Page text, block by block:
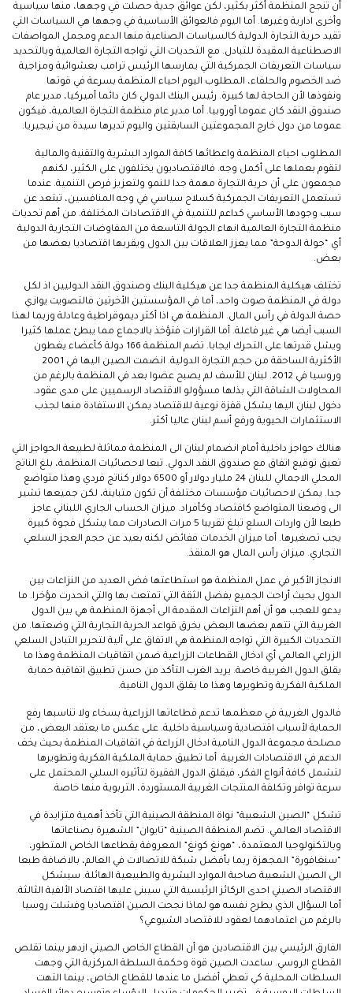
أن تنجح المنظمة أكثر بكثير، لكن عوائق جدية حصلت في وجهها، منها سياسية
وأخرى ادارية وغيرها. أما اليوم فالعوائق الأساسية في وجهها هي السياسات التي
تقيد حرية التجارة الدولية كالسياسات الصناعية منها الدعم ومجمل المواصفات
الاصطناعية المقيدة للتبادل. مع التحديات التي تواجه التجارة العالمية وبالتحديد
سياسات التعريفات الجمركية التي يمارسها الرئيس ترامب بعشوائية ومزاجية
ضد الخصوم والحلفاء، المطلوب اليوم احياء المنظمة بسرعة في قوتها
ونفوذها لأن الحاجة لها كبيرة. رئيس البنك الدولي كان دائما أميركيا، مدير عام
صندوق النقد كان عموما أوروبيا. أما مدير عام منظمة التجارة العالمية، فيكون
عموما من دول خارج المجموعتين السابقتين واليوم تديرها سيدة من نيجيريا.
المطلوب احياء المنظمة واعطائها كافة الموارد البشرية والتقنية والمالية
لتقوم بعملها على أكمل وجه. فالاقتصاديون يختلفون على الكثير، لكنهم
مجمعون على أن حرية التجارة مهمة جدا للنمو ولتعزيز فرص التنمية. عندما
تستعمل التعريفات الجمركية كسلاح سياسي في وجه المنافسين، تبتعد عن
سبب وجودها الأساسي كداعم للتنمية في الاقتصادات المختلفة. من أهم تحديات
منظمة التجارة العالمية انهاء الجولة التاسعة من المفاوضات التجارية الدولية
أي “جولة الدوحة” مما يعزز العلاقات بين الدول ويقربها اقتصاديا بعضها من
بعض.
تختلف هيكلية المنظمة جدا عن هيكلية البنك وصندوق النقد الدوليين اذ لكل
دولة في المنظمة صوت واحد، أما في المؤسستين الأخرتين فالتصويت يوازي
حصة الدولة في رأس المال. المنظمة هي اذا أكثر ديموقراطية وعادلة وربما لهذا
السبب أيضا هي غير فاعلة. أما القرارات فتؤخذ بالاجماع مما يبطئ عملها كثيرا
ويشل قدرتها على التحرك ايجابا. تضم المنظمة 166 دولة كأعضاء يغطون
الأكثرية الساحقة من حجم التجارة الدولية. انضمت الصين اليها في 2001
وروسيا في 2012. لبنان للأسف لم يصبح عضوا بعد في المنظمة بالرغم من
المحاولات الشاقة التي بذلها مسؤولو الاقتصاد الرسميين على مدى عقود.
دخول لبنان اليها يشكل قفزة نوعية للاقتصاد يمكن الاستفادة منها لجذب
الاستثمارات الحيوية ورفع أسم لبنان عاليا أكثر.
هنالك حواجز داخلية أمام انضمام لبنان الى المنظمة مماثلة لطبيعة الحواجز التي
تعيق توقيع اتفاق مع صندوق النقد الدولي. تبعا لاحصائيات المنظمة، بلغ الناتج
المحلي الاجمالي للبنان 24 مليار دولار أو 6500 دولار كناتج فردي وهذا متواضع
جدا. يمكن لاحصائيات مؤسسات مختلفة أن تكون متباينة، لكن جميعها تشير
الى وضعنا المتواضع كاقتصاد وكأفراد. ميزان الحساب الجاري اللبناني عاجز
طبعا لأن واردات السلع تبلغ تقريبا 5 مرات الصادرات مما يشكل فجوة كبيرة
يجب تصغيرها. أما ميزان الخدمات ففائض لكنه بعيد عن حجم العجز السلعي
التجاري. ميزان رأس المال هو المنقذ.
الانجاز الأكبر في عمل المنظمة هو استطاعتها فض العديد من النزاعات بين
الدول بحيث أراحت الجميع بفضل الثقة التي تمتعت بها والتي انحدرت مؤخرا. ما
يدعو للعجب هو أن أهم النزاعات المقدمة الى أجهزة المنظمة هي بين الدول
الغربية التي تتهم بعضها البعض بخرق قواعد الحرية التجارية التي وضعتها. من
التحديات الكبيرة التي تواجه المنظمة هي الاتفاق على آلية لتحرير التبادل السلعي
الزراعي العالمي أي ادخال القطاعات الزراعية ضمن اتفاقيات المنظمة وهذا ما
يقلق الدول الغربية خاصة. يريد الغرب التأكد من حسن تطبيق اتفاقية حماية
الملكية الفكرية وتطويرها وهذا ما يقلق الدول النامية.
فالدول الغربية في معظمها تدعم قطاعاتها الزراعية بسخاء ولا تناسبها رفع
الحماية لأسباب اقتصادية وسياسية داخلية. على عكس ما يعتقد البعض، من
مصلحة مجموعة الدول النامية ادخال الزراعة في اتفاقيات المنظمة بحيث يخف
الدعم في الاقتصادات الغربية. أما تطبيق حماية الملكية الفكرية وتطويرها
لتشمل كافة أنواع الفكر، فيقلق الدول الفقيرة لتأثيره السلبي المحتمل على
سرعة توافر وتكلفة المنتجات الغربية المستوردة، التربوية منها خاصة.
تشكل “الصين الشعبية” نواة المنطقة الصينية التي تأخذ أهمية متزايدة في
الاقتصاد العالمي. تضم المنطقة الصينية “تايوان” الشهيرة بصناعاتها
وبالتكنولوجيا المعتمدة، “هونغ كونغ” المعروفة بقطاعها الخاص المتطور،
“سنغافورة” المجهزة ربما بأفضل شبكة للاتصالات في العالم، بالاضافة طبعا
الى الصين الشعبية صاحبة الموارد البشرية والطبيعية الهائلة. سيشكل
الاقتصاد الصيني احدى الركائز الرئيسية التي سيبنى عليها اقتصاد الألفية الثالثة.
أما السؤال الذي يطرح نفسه هو لماذا نجحت الصين اقتصاديا وفشلت روسيا
بالرغم من اعتمادهما لعقود للاقتصاد الشيوعي؟
الفارق الرئيسي بين الاقتصادين هو أن القطاع الخاص الصيني ازدهر بينما تقلص
القطاع الروسي. ساعدت الصين قوة وحكمة السلطة المركزية التي وجهت
السلطات المحلية كي تعطي أفضل ما عندها للقطاع الخاص، بينما التهت